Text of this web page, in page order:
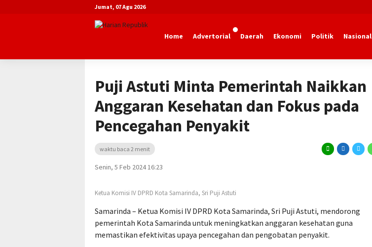
Jumat, 07 Agu 2026
Home Advertorial Daerah Ekonomi Politik Nasional
Puji Astuti Minta Pemerintah Naikkan
Anggaran Kesehatan dan Fokus pada
Pencegahan Penyakit
waktu baca 2 menit
Senin, 5 Feb 2024 16:23
Ketua Komisi IV DPRD Kota Samarinda, Sri Puji Astuti
Samarinda – Ketua Komisi IV DPRD Kota Samarinda, Sri Puji Astuti, mendorong
pemerintah Kota Samarinda untuk meningkatkan anggaran kesehatan guna
memastikan efektivitas upaya pencegahan dan pengobatan penyakit.